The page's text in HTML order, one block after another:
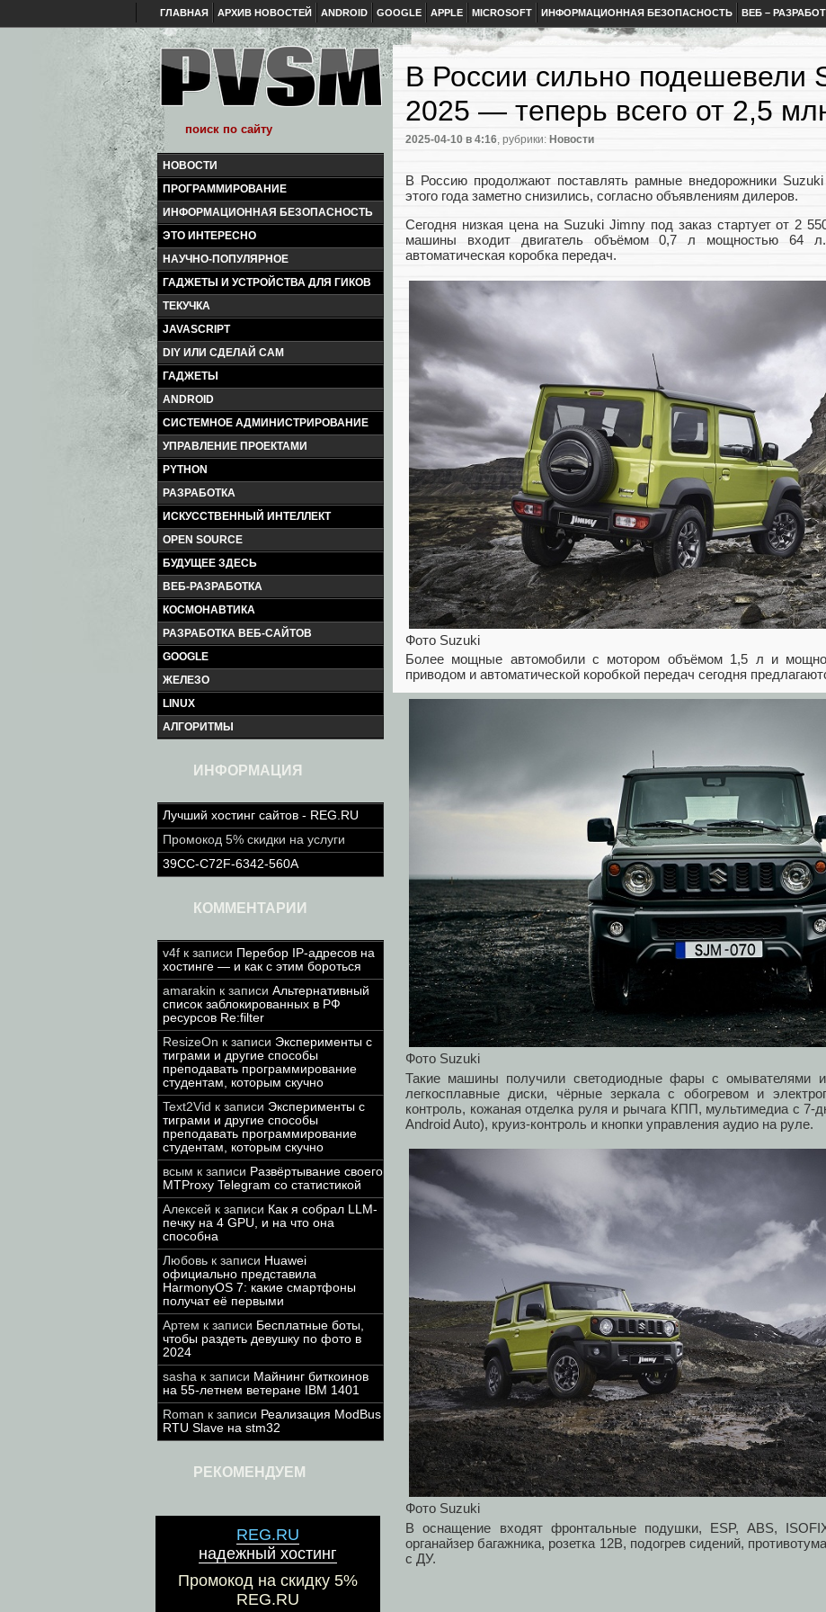
ГЛАВНАЯ АРХИВ НОВОСТЕЙ ANDROID GOOGLE APPLE MICROSOFT ИНФОРМАЦИОННАЯ БЕЗОПАСНОСТЬ ВЕБ –
НОВОСТИ
ПРОГРАММИРОВАНИЕ
ИНФОРМАЦИОННАЯ БЕЗОПАСНОСТЬ
ЭТО ИНТЕРЕСНО
НАУЧНО-ПОПУЛЯРНОЕ
ГАДЖЕТЫ И УСТРОЙСТВА ДЛЯ ГИКОВ
ТЕКУЧКА
JAVASCRIPT
DIY ИЛИ СДЕЛАЙ САМ
ГАДЖЕТЫ
ANDROID
СИСТЕМНОЕ АДМИНИСТРИРОВАНИЕ
УПРАВЛЕНИЕ ПРОЕКТАМИ
PYTHON
РАЗРАБОТКА
ИСКУССТВЕННЫЙ ИНТЕЛЛЕКТ
OPEN SOURCE
БУДУЩЕЕ ЗДЕСЬ
ВЕБ-РАЗРАБОТКА
КОСМОНАВТИКА
РАЗРАБОТКА ВЕБ-САЙТОВ
GOOGLE
ЖЕЛЕЗО
LINUX
АЛГОРИТМЫ
ИНФОРМАЦИЯ
Лучший хостинг сайтов - REG.RU
Промокод 5% скидки на услуги
39CC-C72F-6342-560A
КОММЕНТАРИИ
v4f к записи Перебор IP-адресов на
хостинге — и как с этим бороться
amarakin к записи Альтернативный
список заблокированных в РФ
ресурсов Re:filter
ResizeOn к записи Эксперименты с
тиграми и другие способы
преподавать программирование
студентам, которым скучно
Text2Vid к записи Эксперименты с
тиграми и другие способы
преподавать программирование
студентам, которым скучно
всым к записи Развёртывание своего
MTProxy Telegram со статистикой
Алексей к записи Как я собрал LLM-
печку на 4 GPU, и на что она
способна
Любовь к записи Huawei
официально представила
HarmonyOS 7: какие смартфоны
получат её первыми
Артем к записи Бесплатные боты,
чтобы раздеть девушку по фото в
2024
sasha к записи Майнинг биткоинов
на 55-летнем ветеране IBM 1401
Roman к записи Реализация ModBus
RTU Slave на stm32
РЕКОМЕНДУЕМ
REG.RU
надежный хостинг
Промокод на скидку 5%
REG.RU
В России сильно подешевели
2025 — теперь всего от 2,5
2025-04-10 в 4:16, рубрики: Новости
В Россию продолжают поставлять рамные внедорожники
этого года заметно снизились, согласно объявлениям дилеров.
Сегодня низкая цена на Suzuki Jimny под заказ стартует от 2
машины входит двигатель объёмом 0,7 л мощностью 64
автоматическая коробка передач.
Фото Suzuki
Более мощные автомобили с мотором объёмом 1,5 л и
приводом и автоматической коробкой передач сегодня
Фото Suzuki
Такие машины получили светодиодные фары с омывателями и
легкосплавные диски, чёрные зеркала с обогревом и
контроль, кожаная отделка руля и рычага КПП, мультимедиа с
Android Auto), круиз-контроль и кнопки управления аудио на руле.
Фото Suzuki
В оснащение входят фронтальные подушки, ESP, ABS,
органайзер багажника, розетка 12В, подогрев сидений,
с ДУ.